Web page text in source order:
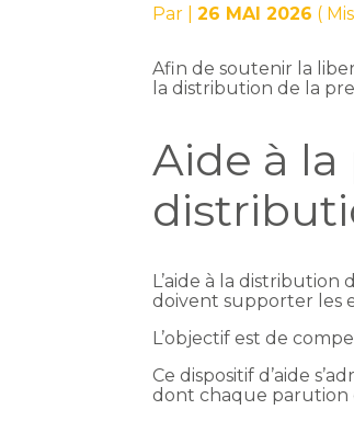
Par |26 MAI 2026 (
Afin de soutenir la
la distribution de la
Aide à la
L’aide à la
doivent supporter les
L’objectif est de
Ce dispositif d’aide
dont chaque parution